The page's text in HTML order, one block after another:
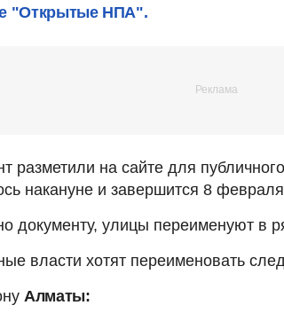
"Открытые НПА".
разметили на сайте для
накануне и завершится 8
документу, улицы переименуют в
власти хотят переименовать
Алматы: